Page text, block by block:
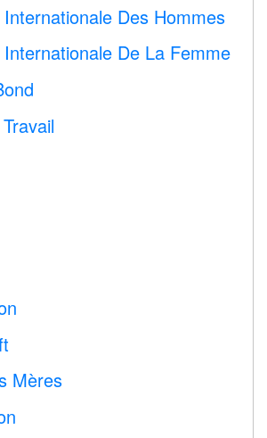
Des Hommes
De La Femme
Mères